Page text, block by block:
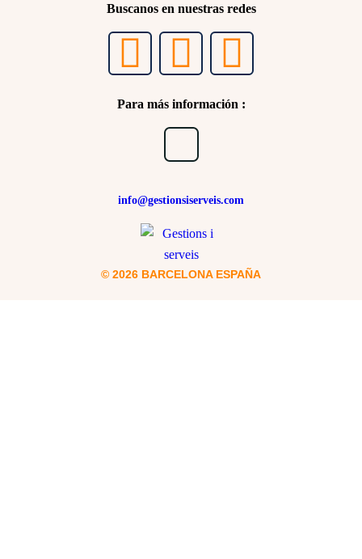
Buscanos en nuestras redes
Para más información :
info@gestionsiserveis.com
© 2026 BARCELONA ESPAÑA